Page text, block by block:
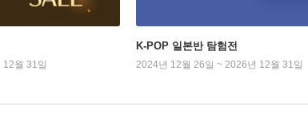
월 31일
K-POP 일본반 탐험전
2024년 12월 26일 ~ 2026년 12월 31일